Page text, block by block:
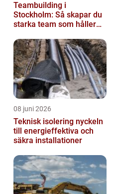
Teambuilding i
Stockholm: Så skapar du
starka team som håller
08 juni 2026
Teknisk isolering nyckeln
till energieffektiva och
säkra installationer